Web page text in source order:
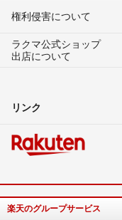
権利侵害について
ラクマ公式ショップ
出店について
リンク
楽天のグループサービス